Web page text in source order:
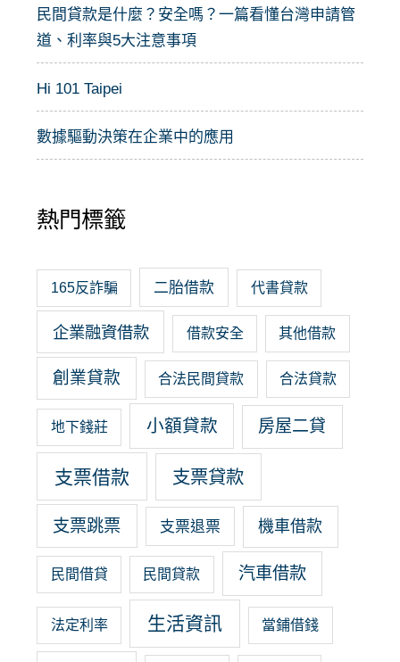
民間貸款是什麼？安全嗎？一篇看懂台灣申請管
道、利率與5大注意事項
Hi 101 Taipei
數據驅動決策在企業中的應用
熱門標籤
165反詐騙 二胎借款 代書貸款
企業融資借款 借款安全 其他借款
創業貸款 合法民間貸款 合法貸款
地下錢莊 小額貸款 房屋二貸
支票借款 支票貸款
支票跳票 支票退票 機車借款
民間借貸 民間貸款 汽車借款
法定利率 生活資訊 當鋪借錢